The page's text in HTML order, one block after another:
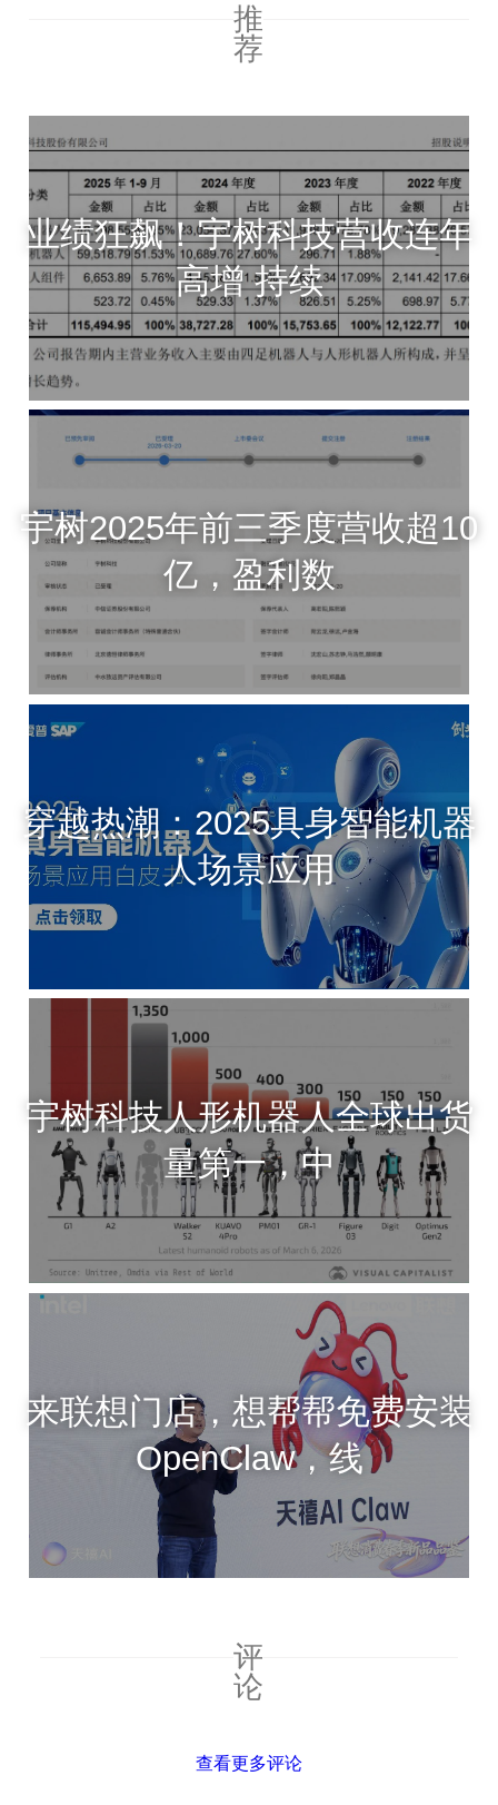
推
荐
业绩狂飙！宇树科技营收连年
高增 持续
宇树2025年前三季度营收超10
亿，盈利数
穿越热潮：2025具身智能机器
人场景应用
宇树科技人形机器人全球出货
量第一，中
来联想门店，想帮帮免费安装
OpenClaw，线
评
论
查看更多评论